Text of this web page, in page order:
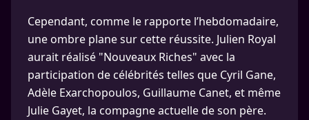
Cependant, comme le rapporte l’hebdomadaire,
une ombre plane sur cette réussite. Julien Royal
aurait réalisé "Nouveaux Riches" avec la
participation de célébrités telles que Cyril Gane,
Adèle Exarchopoulos, Guillaume Canet, et même
Julie Gayet, la compagne actuelle de son père.